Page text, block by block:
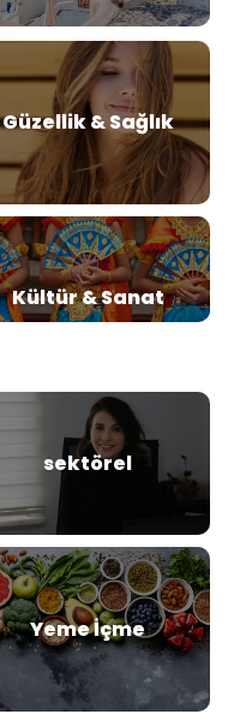
Güzellik & Sağlık
Kültür & Sanat
sektörel
Yeme İçme